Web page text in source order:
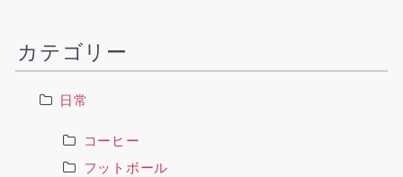
カテゴリー
日常
コーヒー
フットボール